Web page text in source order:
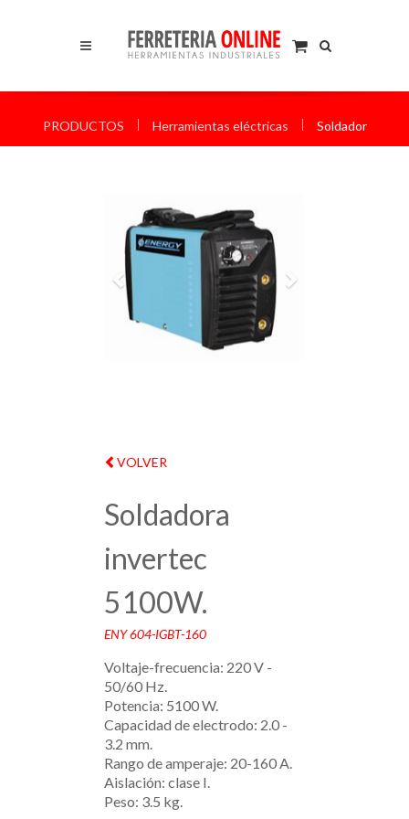
PRODUCTOS I Herramientas eléctricas I Soldador
VOLVER
Soldadora
invertec
5100W.
ENY 604-IGBT-160
Voltaje-frecuencia: 220 V -
50/60 Hz.
Potencia: 5100 W.
Capacidad de electrodo: 2.0 -
3.2 mm.
Rango de amperaje: 20-160 A.
Aislación: clase I.
Peso: 3.5 kg.